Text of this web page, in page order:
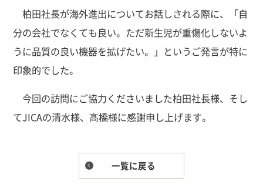
柏田社長が海外進出についてお話しされる際に、「自
分の会社でなくても良い。ただ新生児が重傷化しないよ
うに品質の良い機器を拡げたい。」というご発言が特に
印象的でした。
今回の訪問にご協力くださいました柏田社長様、そし
てJICAの清水様、髙橋様に感謝申し上げます。
一覧に戻る